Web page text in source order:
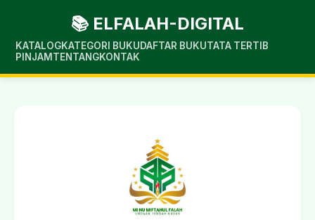
📚 ELFALAH-DIGITAL
KATALOGKATEGORI BUKUDAFTAR BUKUTATA TERTIB
PINJAM TENTANGKONTAK